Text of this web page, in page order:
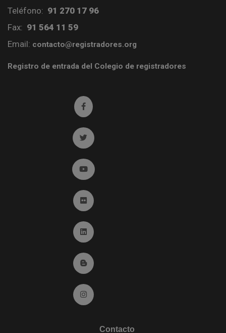
Teléfono: 91 270 17 96
Fax: 91 564 11 59
Email: contacto@registradores.org
Registro de entrada del Colegio de registradores
Ir a facebook (abre en ventana nueva)
Ir a twitter (abre en ventana nueva)
Ir a YouTube (abre en ventana nueva)
Ir a Flickr (abre en ventana nueva)
Ir a Linkedin (abre en ventana nueva)
Ir al Blog (abre en ventana nueva)
Ir a Instagram (abre en ventana nueva)
Contacto